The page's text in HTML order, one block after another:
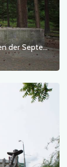
Soldatenfriedhof für die Gefallenen der Septemberkampagne und von 1945.